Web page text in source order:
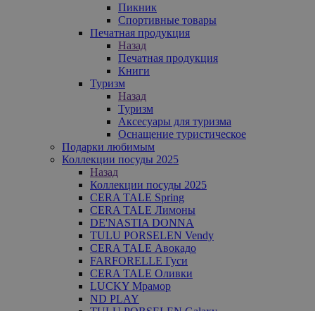
Пикник
Спортивные товары
Печатная продукция
Назад
Печатная продукция
Книги
Туризм
Назад
Туризм
Аксесуары для туризма
Оснащение туристическое
Подарки любимым
Коллекции посуды 2025
Назад
Коллекции посуды 2025
CERA TALE Spring
CERA TALE Лимоны
DE'NASTIA DONNA
TULU PORSELEN Vendy
CERA TALE Авокадо
FARFORELLE Гуси
CERA TALE Оливки
LUCKY Мрамор
ND PLAY